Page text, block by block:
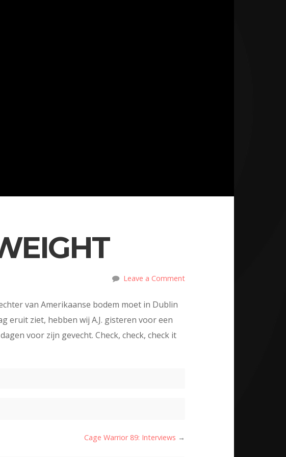
Leave a Comment
van Amerikaanse bodem moet in Dublin
eruit ziet, hebben wij A.J. gisteren voor een
voor zijn gevecht. Check, check, check it
Cage Warrior 89: Interviews →